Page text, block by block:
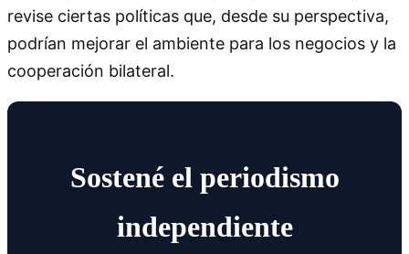
revise ciertas políticas que, desde su perspectiva,
podrían mejorar el ambiente para los negocios y la
cooperación bilateral.
Sostené el periodismo
independiente